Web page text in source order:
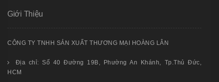
Giới Thiệu
CÔNG TY TNHH SẢN XUẤT THƯƠNG MẠI HOÀNG LÂN
Địa chỉ: Số 40 Đường 19B, Phường An Khánh, Tp.Thủ Đức,
HCM